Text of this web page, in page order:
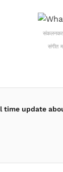
संगीत
time update